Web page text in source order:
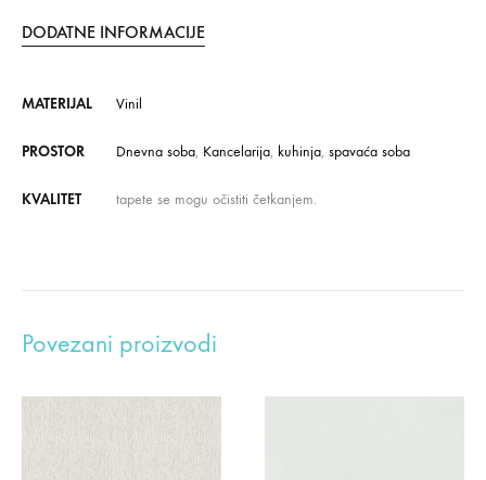
DODATNE INFORMACIJE
MATERIJAL Vinil
PROSTOR Dnevna soba, Kancelarija, kuhinja, spavaća soba
KVALITET tapete se mogu očistiti četkanjem.
Povezani proizvodi